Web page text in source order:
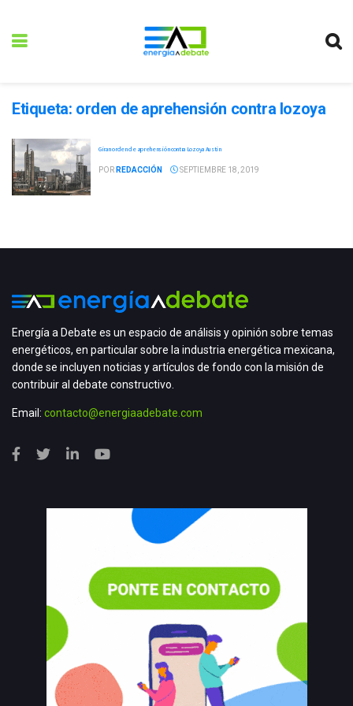
Etiqueta: orden de aprehensión contra lozoya
Giran orden de aprehensión contra Lozoya Austin
POR REDACCIÓN SEPTIEMBRE 18, 2019
Energía a Debate es un espacio de análisis y opinión sobre temas
energéticos, en particular sobre la industria energética mexicana,
donde se incluyen noticias y artículos de fondo con la misión de
contribuir al debate constructivo.
Email: contacto@energiaadebate.com